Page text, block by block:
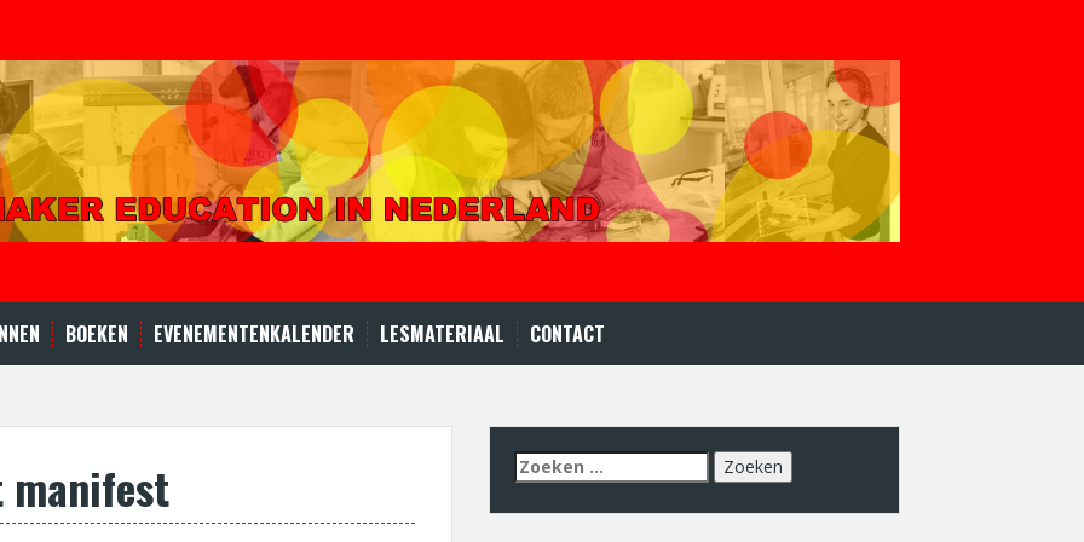
BOEKEN EVENEMENTENKALENDER LESMATERIAAL CONTACT
manifest
Zoeken
naar: